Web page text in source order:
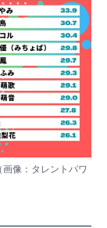
像：タレントパワ